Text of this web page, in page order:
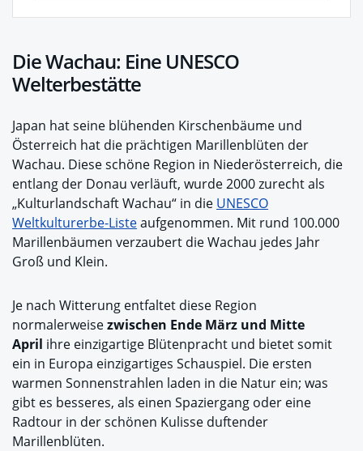
Die Wachau: Eine UNESCO
Welterbestätte
Japan hat seine blühenden Kirschenbäume und
Österreich hat die prächtigen Marillenblüten der
Wachau. Diese schöne Region in Niederösterreich, die
entlang der Donau verläuft, wurde 2000 zurecht als
„Kulturlandschaft Wachau“ in die UNESCO
Weltkulturerbe-Listeaufgenommen. Mit rund 100.000
Marillenbäumen verzaubert die Wachau jedes Jahr
Groß und Klein.
Je nach Witterung entfaltet diese Region
normalerweisezwischen Ende März und Mitte
April ihre einzigartige Blütenpracht und bietet somit
ein in Europa einzigartiges Schauspiel. Die ersten
warmen Sonnenstrahlen laden in die Natur ein; was
gibt es besseres, als einen Spaziergang oder eine
Radtour in der schönen Kulisse duftender
Marillenblüten.